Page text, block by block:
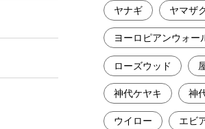
ヤナギ ヤマザ
ヨーロピアンウォー
ローズウッド
神代ケヤキ 神
ウイロー エビ